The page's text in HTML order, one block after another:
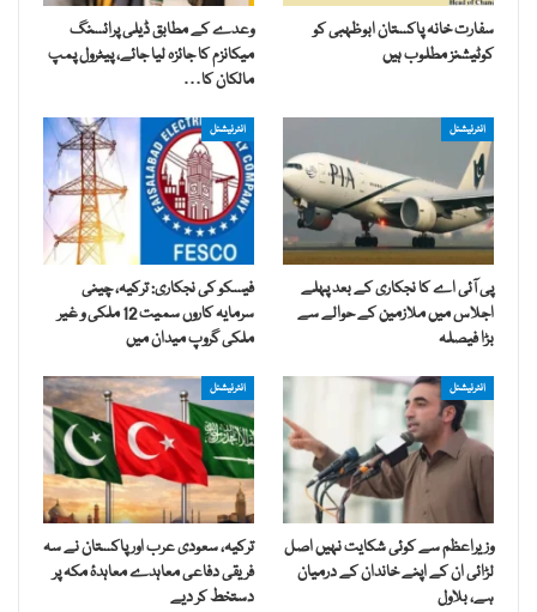
سفارت خانہ پاکستان ابوظہبی کو
کوٹیشنز مطلوب ہیں
وعدے کے مطابق ڈیلی پرائسنگ
میکانزم کا جائزہ لیا جائے، پیٹرول پمپ
مالکان کا…
انٹرنیشنل
پی آئی اے کا نجکاری کے بعد پہلے
اجلاس میں ملازمین کے حوالے سے
بڑا فیصلہ
انٹرنیشنل
فیسکو کی نجکاری: ترکیہ، چینی
سرمایہ کاروں سمیت 12 ملکی و غیر
ملکی گروپ میدان میں
انٹرنیشنل
وزیراعظم سے کوئی شکایت نہیں اصل
لڑائی ان کے اپنے خاندان کے درمیان
ہے، بلاول
انٹرنیشنل
ترکیہ، سعودی عرب اور پاکستان نے سہ
فریقی دفاعی معاہدے معاہدۂ مکہ پر
دستخط کر دیے